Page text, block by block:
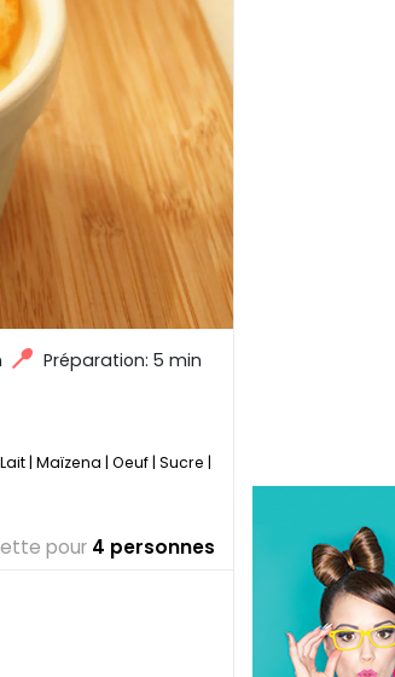
Préparation: 5 min
Lait | Maïzena | Oeuf | Sucre |
pour 4 personnes